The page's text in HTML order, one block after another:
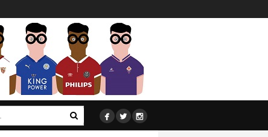
  